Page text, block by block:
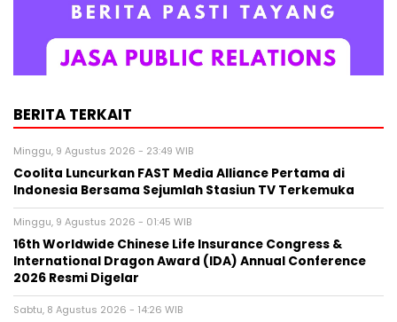
BERITA TERKAIT
Minggu, 9 Agustus 2026 - 23:49 WIB
Coolita Luncurkan FAST Media Alliance Pertama di
Indonesia Bersama Sejumlah Stasiun TV Terkemuka
Minggu, 9 Agustus 2026 - 01:45 WIB
16th Worldwide Chinese Life Insurance Congress &
International Dragon Award (IDA) Annual Conference
2026 Resmi Digelar
Sabtu, 8 Agustus 2026 - 14:26 WIB